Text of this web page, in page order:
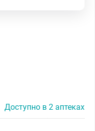
Доступно в 2 аптеках